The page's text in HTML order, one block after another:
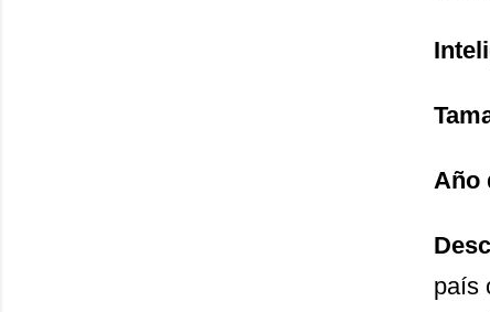
Año
país